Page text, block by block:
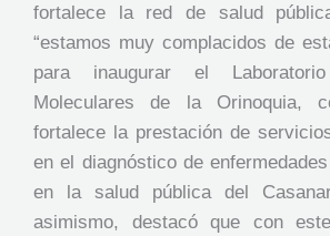
fortalece la red de salud
“estamos muy complacidos de
para inaugurar el
Moleculares de la Orinoquia,
fortalece la prestación de
en el diagnóstico de
en la salud pública del
asimismo, destacó que con